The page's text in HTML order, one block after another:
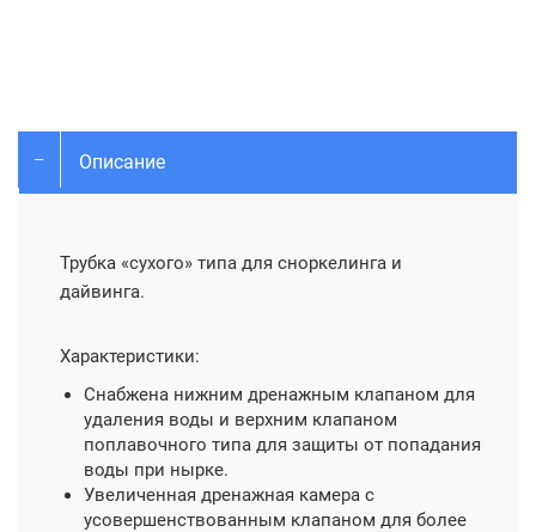
Описание
Трубка «сухого» типа для сноркелинга и
дайвинга.
Характеристики:
Снабжена нижним дренажным клапаном для
удаления воды и верхним клапаном
поплавочного типа для защиты от попадания
воды при нырке.
Увеличенная дренажная камера с
усовершенствованным клапаном для более